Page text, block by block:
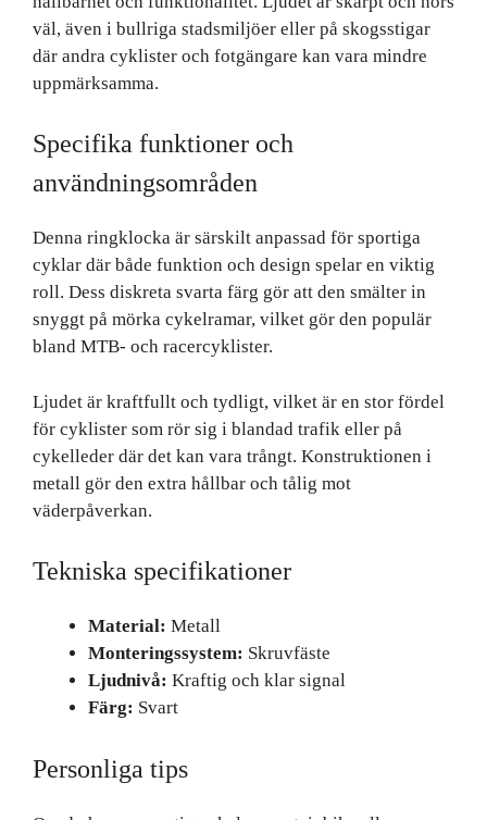
väl, även i bullriga stadsmiljöer eller på skogsstigar
där andra cyklister och fotgängare kan vara mindre
uppmärksamma.
Specifika funktioner och
användningsområden
Denna ringklocka är särskilt anpassad för sportiga
cyklar där både funktion och design spelar en viktig
roll. Dess diskreta svarta färg gör att den smälter in
snyggt på mörka cykelramar, vilket gör den populär
bland MTB- och racercyklister.
Ljudet är kraftfullt och tydligt, vilket är en stor fördel
för cyklister som rör sig i blandad trafik eller på
cykelleder där det kan vara trångt. Konstruktionen i
metall gör den extra hållbar och tålig mot
väderpåverkan.
Tekniska specifikationer
Material: Metall
Monteringssystem: Skruvfäste
Ljudnivå: Kraftig och klar signal
Färg: Svart
Personliga tips